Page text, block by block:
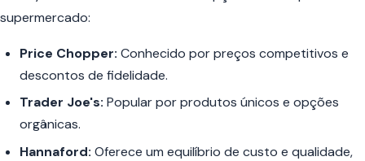
supermercado:
Price Chopper: Conhecido por preços competitivos e
descontos de fidelidade.
Trader Joe's: Popular por produtos únicos e opções
orgânicas.
Hannaford: Oferece um equilíbrio de custo e qualidade,